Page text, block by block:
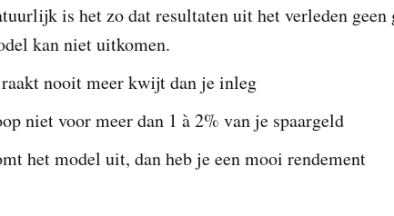
is het zo dat resultaten uit het verleden geen
kan niet uitkomen.
nooit meer kwijt dan je inleg
niet voor meer dan 1 à 2% van je spaargeld
het model uit, dan heb je een mooi rendement